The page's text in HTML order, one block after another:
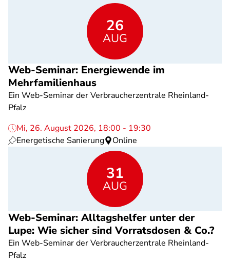
26
AUG
Web-Seminar: Energiewende im
Mehrfamilienhaus
Ein Web-Seminar der Verbraucherzentrale Rheinland-
Pfalz
Mi, 26. August 2026, 18:00 - 19:30
Energetische Sanierung
Online
31
AUG
Web-Seminar: Alltagshelfer unter der
Lupe: Wie sicher sind Vorratsdosen & Co.?
Ein Web-Seminar der Verbraucherzentrale Rheinland-
Pfalz